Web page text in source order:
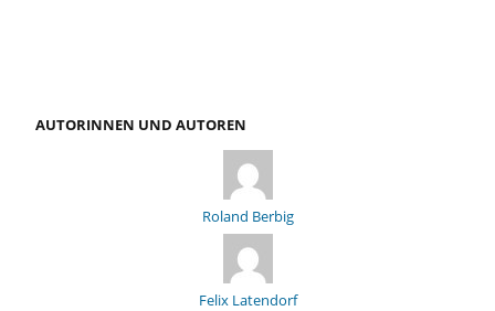
AUTORINNEN UND AUTOREN
Roland Berbig
Felix Latendorf